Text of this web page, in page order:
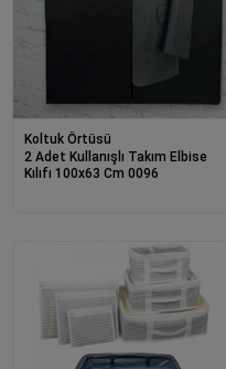
Koltuk Örtüsü
2 Adet Kullanışlı Takım Elbise
Kılıfı 100x63 Cm 0096